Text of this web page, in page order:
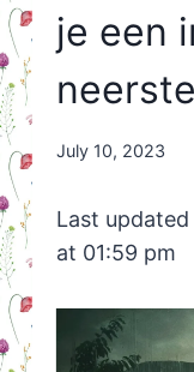
je een
By
July 10, 2023
Last
at 01:59 pm